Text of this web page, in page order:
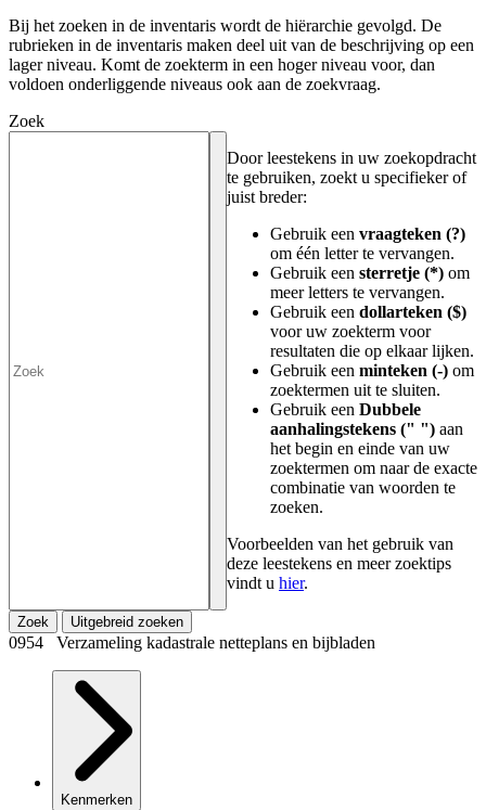
Bij het zoeken in de inventaris wordt de hiërarchie gevolgd. De
rubrieken in de inventaris maken deel uit van de beschrijving op een
lager niveau. Komt de zoekterm in een hoger niveau voor, dan
voldoen onderliggende niveaus ook aan de zoekvraag.
Zoek
Door leestekens in uw zoekopdracht
te gebruiken, zoekt u specifieker of
juist breder:
Gebruik een vraagteken (?)
om één letter te vervangen.
Gebruik een sterretje (*) om
meer letters te vervangen.
Gebruik een dollarteken ($)
voor uw zoekterm voor
resultaten die op elkaar lijken.
Gebruik een minteken (-) om
zoektermen uit te sluiten.
Gebruik een Dubbele
aanhalingstekens (" ") aan
het begin en einde van uw
zoektermen om naar de exacte
combinatie van woorden te
zoeken.
Voorbeelden van het gebruik van
deze leestekens en meer zoektips
vindt u hier.
Zoek Uitgebreid zoeken
0954 Verzameling kadastrale netteplans en bijbladen
Kenmerken